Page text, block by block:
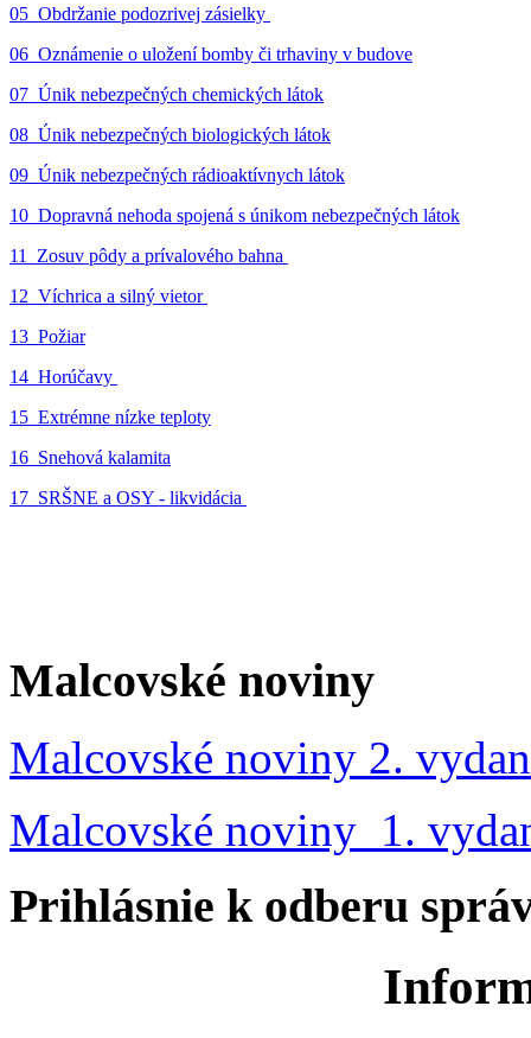
05_Obdržanie podozrivej zásielky
06_Oznámenie o uložení bomby či trhaviny v budove
07_Únik nebezpečných chemických látok
08_Únik nebezpečných biologických látok
09_Únik nebezpečných rádioaktívnych látok
10_Dopravná nehoda spojená s únikom nebezpečných látok
11_Zosuv pôdy a prívalového bahna
12_Víchrica a silný vietor
13_Požiar
14_Horúčavy
15_Extrémne nízke teploty
16_Snehová kalamita
17_SRŠNE a OSY - likvidácia
Malcovské noviny
Malcovské noviny 2.
Malcovské noviny 1.
Prihlásnie k odberu